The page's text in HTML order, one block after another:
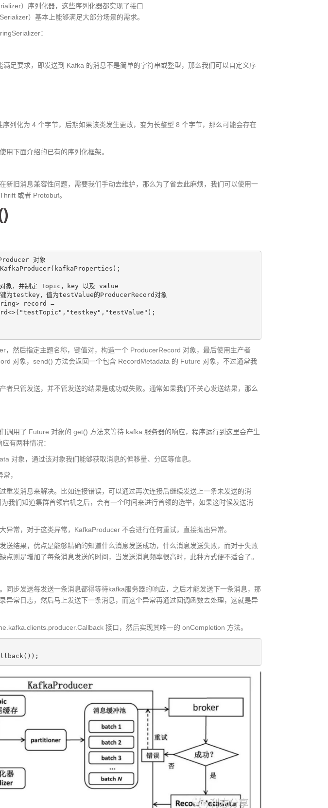
）序列化器，这些序列化器都实现了接口
）基本上能够满足大部分场景的需求。
：
要求，即发送到 Kafka 的消息不是简单的字符串或整型，那么我们可以自定义序
化为 4 个字节，后期如果该类发生更改，变为长整型 8 个字节，那么可能会存在
下面介绍的已有的序列化框架。
旧消息兼容性问题，需要我们手动去维护，那么为了省去此麻烦，我们可以使用一
或者 Protobuf。
对象
，并制定 Topic，key 以及 value
为testkey，值为testValue的ProducerRecord对象
record =
，然后指定主题名称，键值对，构造一个 ProducerRecord 对象，最后使用生产者
对象，send() 方法会返回一个包含 RecordMetadata 的 Future 对象，不过通常我
管发送，并不管发送的结果是成功或失败。通常如果我们不关心发送结果，那么
调用了 Future 对象的 get() 方法来等待 kafka 服务器的响应，程序运行到这里会产生
有两种情况：
象，通过该对象我们能够获取消息的偏移量、分区等信息。
，
消息来解决。比如连接错误，可以通过再次连接后继续发送上一条未发送的消
我们知道集群首领宕机之后，会有一个时间来进行首领的选举，如果这时候发送消
对于这类异常，KafkaProducer 不会进行任何重试，直接抛出异常。
结果，优点是能够精确的知道什么消息发送成功，什么消息发送失败，而对于失败
点则是增加了每条消息发送的时间，当发送消息频率很高时，此种方式便不适合了。
步发送每发送一条消息都得等待kafka服务器的响应，之后才能发送下一条消息，那
异常日志，然后马上发送下一条消息，而这个异常再通过回调函数去处理，这就是异
接口，然后实现其唯一的 onCompletion 方法。